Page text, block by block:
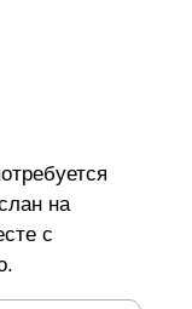
легко
без привлечения
конструктор
заказчика и
упрощает
на
с